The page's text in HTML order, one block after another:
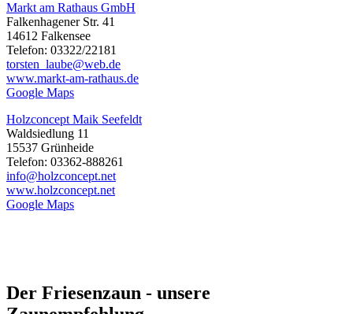
Markt am Rathaus GmbH
Falkenhagener Str. 41
14612 Falkensee
Telefon: 03322/22181
torsten_laube@web.de
www.markt-am-rathaus.de
Google Maps
Holzconcept Maik Seefeldt
Waldsiedlung 11
15537 Grünheide
Telefon: 03362-888261
info@holzconcept.net
www.holzconcept.net
Google Maps
Der Friesenzaun - unsere